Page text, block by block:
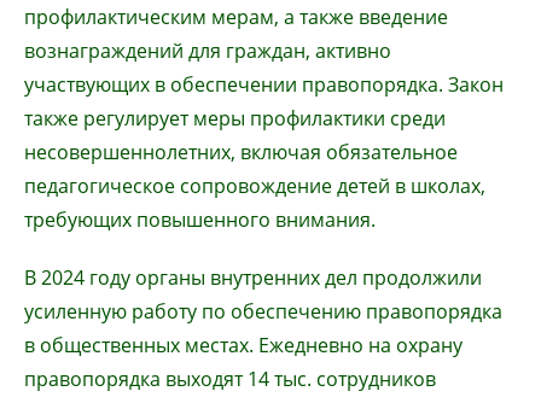
профилактическим мерам, а также введение
вознаграждений для граждан, активно
участвующих в обеспечении правопорядка. Закон
также регулирует меры профилактики среди
несовершеннолетних, включая обязательное
педагогическое сопровождение детей в школах,
требующих повышенного внимания.
В 2024 году органы внутренних дел продолжили
усиленную работу по обеспечению правопорядка
в общественных местах. Ежедневно на охрану
правопорядка выходят 14 тыс. сотрудников